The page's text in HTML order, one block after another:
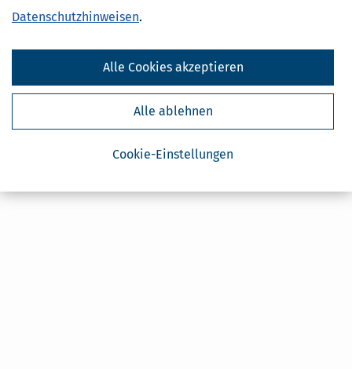
Datenschutzhinweisen.
Cookie-Einstellungen
Alle ablehnen
Alle Cookies akzeptieren